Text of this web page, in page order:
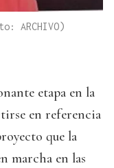
ARCHIVO)
etapa en la
en referencia
que la
marcha en las